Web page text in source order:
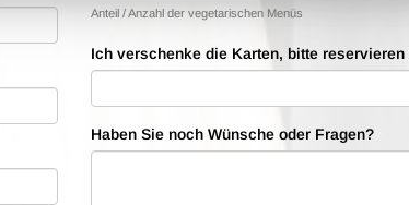
Anteil / Anzahl der vegetarischen Menüs
Ich verschenke die Karten, bitte
Haben Sie noch Wünsche oder Fragen?